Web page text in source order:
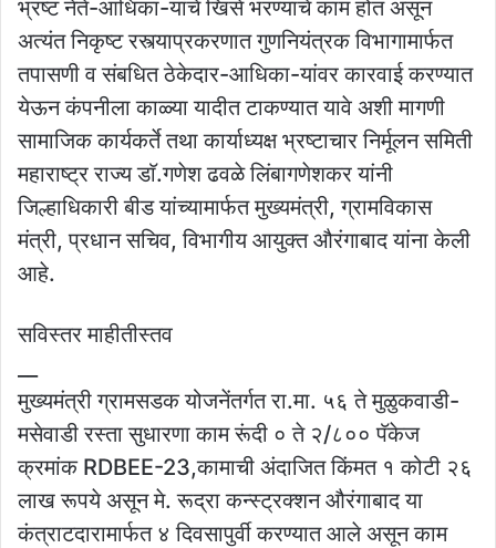
भ्रष्ट नेते-आधिका-यांचे खिसे भरण्याचे काम होत असून
अत्यंत निकृष्ट रस्त्याप्रकरणात गुणनियंत्रक विभागामार्फत
तपासणी व संबधित ठेकेदार-आधिका-यांवर कारवाई करण्यात
येऊन कंपनीला काळ्या यादीत टाकण्यात यावे अशी मागणी
सामाजिक कार्यकर्ते तथा कार्याध्यक्ष भ्रष्टाचार निर्मूलन समिती
महाराष्ट्र राज्य डाॅ.गणेश ढवळे लिंबागणेशकर यांनी
जिल्हाधिकारी बीड यांच्यामार्फत मुख्यमंत्री, ग्रामविकास
मंत्री, प्रधान सचिव, विभागीय आयुक्त औरंगाबाद यांना केली
आहे.
सविस्तर माहीतीस्तव
मुख्यमंत्री ग्रामसडक योजनेंतर्गत रा.मा. ५६ ते मुळुकवाडी-
मसेवाडी रस्ता सुधारणा काम रूंदी ० ते २/८०० पॅकेज
क्रमांक RDBEE-23,कामाची अंदाजित किंमत १ कोटी २६
लाख रूपये असून मे. रूद्रा कन्स्ट्रक्शन औरंगाबाद या
कंत्राटदारामार्फत ४ दिवसापुर्वी करण्यात आले असून काम